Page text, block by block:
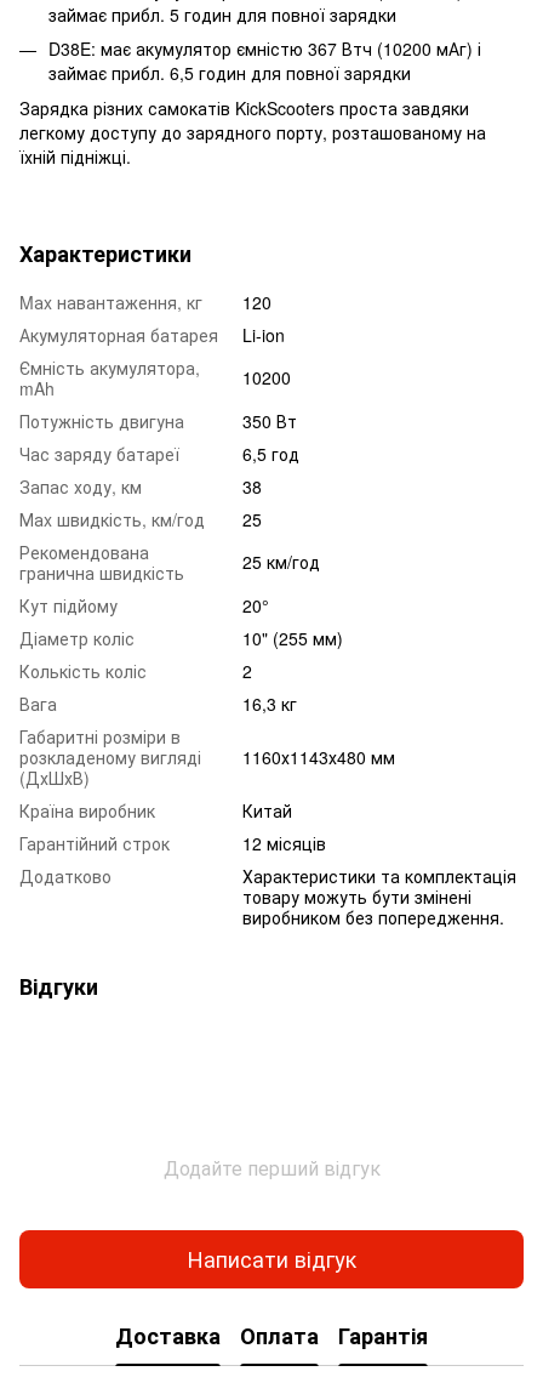
займає прибл. 5 годин для повної зарядки
D38E: має акумулятор ємністю 367 Втч (10200 мАг) і
займає прибл. 6,5 годин для повної зарядки
Зарядка різних самокатів KickScooters проста завдяки
легкому доступу до зарядного порту, розташованому на
їхній підніжці.
Характеристики
Mаx навантаження, кг
120
Акумуляторная батарея
Li-ion
Ємність акумулятора,
mAh
10200
Потужність двигуна
350 Вт
Час заряду батареї
6,5 год
Запас ходу, км
38
Маx швидкість, км/год
25
Рекомендована
гранична швидкість
25 км/год
Кут підйому
20°
Діаметр коліс
10" (255 мм)
Колькість коліс
2
Вага
16,3 кг
Габаритні розміри в
розкладеному вигляді
(ДхШхВ)
1160х1143х480 мм
Країна виробник
Китай
Гарантійний строк
12 місяців
Додатково
Характеристики та комплектація
товару можуть бути змінені
виробником без попередження.
Відгуки
Додайте перший відгук
Написати відгук
Доставка Оплата Гарантія